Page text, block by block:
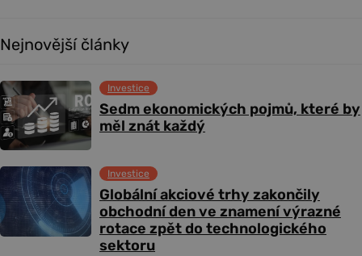
Nejnovější články
Sedm ekonomických pojmů, které by
měl znát každý
Investice
Globální akciové trhy zakončily
obchodní den ve znamení výrazné
rotace zpět do technologického
sektoru
Investice